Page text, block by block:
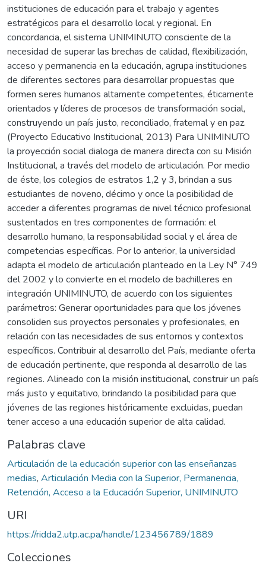
instituciones de educación para el trabajo y agentes
estratégicos para el desarrollo local y regional. En
concordancia, el sistema UNIMINUTO consciente de la
necesidad de superar las brechas de calidad, flexibilización,
acceso y permanencia en la educación, agrupa instituciones
de diferentes sectores para desarrollar propuestas que
formen seres humanos altamente competentes, éticamente
orientados y líderes de procesos de transformación social,
construyendo un país justo, reconciliado, fraternal y en paz.
(Proyecto Educativo Institucional, 2013) Para UNIMINUTO
la proyección social dialoga de manera directa con su Misión
Institucional, a través del modelo de articulación. Por medio
de éste, los colegios de estratos 1,2 y 3, brindan a sus
estudiantes de noveno, décimo y once la posibilidad de
acceder a diferentes programas de nivel técnico profesional
sustentados en tres componentes de formación: el
desarrollo humano, la responsabilidad social y el área de
competencias específicas. Por lo anterior, la universidad
adapta el modelo de articulación planteado en la Ley N° 749
del 2002 y lo convierte en el modelo de bachilleres en
integración UNIMINUTO, de acuerdo con los siguientes
parámetros: Generar oportunidades para que los jóvenes
consoliden sus proyectos personales y profesionales, en
relación con las necesidades de sus entornos y contextos
específicos. Contribuir al desarrollo del País, mediante oferta
de educación pertinente, que responda al desarrollo de las
regiones. Alineado con la misión institucional, construir un país
más justo y equitativo, brindando la posibilidad para que
jóvenes de las regiones históricamente excluidas, puedan
tener acceso a una educación superior de alta calidad.
Palabras clave
Articulación de la educación superior con las enseñanzas
medias, Articulación Media con la Superior, Permanencia,
Retención, Acceso a la Educación Superior, UNIMINUTO
URI
https://ridda2.utp.ac.pa/handle/123456789/1889
Colecciones